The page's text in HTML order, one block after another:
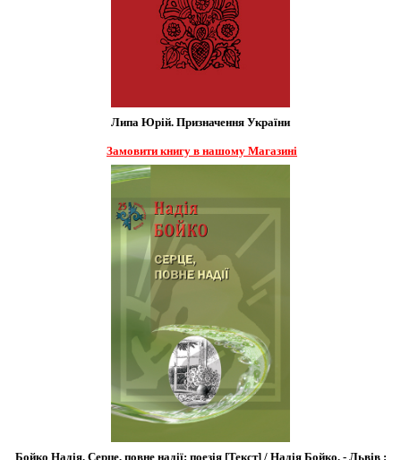
Липа Юрій. Призначення України
Замовити книгу в нашому Магазині
Бойко Надія. Серце, повне надії: поезія [Текст] / Надія Бойко. - Львів :